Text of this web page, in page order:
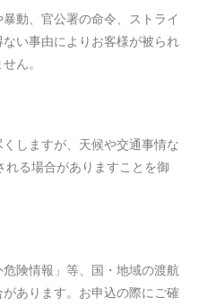
動、官公署の命令、ストライ
い事由によりお客様が被られ
ん。
しますが、天候や交通事情な
れる場合がありますことを御
険情報」等、国・地域の渡航
あります。お申込の際にご確